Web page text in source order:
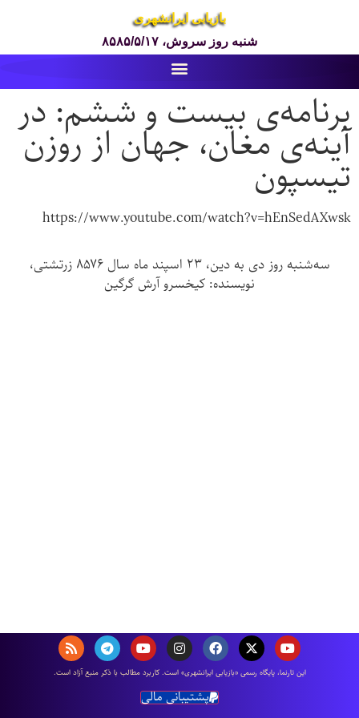
بازیابی ایرانشهری
شنبه روز سروش، ۸۵۸۵/۵/۱۷
برنامه‌ی بیست و ششم: در
آینه‌ی مغان، جهان از روزن
تیسپون
https://www.youtube.com/watch?v=hEnSedAXwsk
سه‌شنبه روز دی به دین، ۲۳ اسپند ماه سال ۸۵۷۶ زرتشتی،
نویسنده: کیخسرو آرش گرگین
اين تارنما، پایگاه رسمی «بازیابی ایرانشهری» است. كاربرد مطالب با ذكر منبع آزاد است.
پشتیبانی مالی